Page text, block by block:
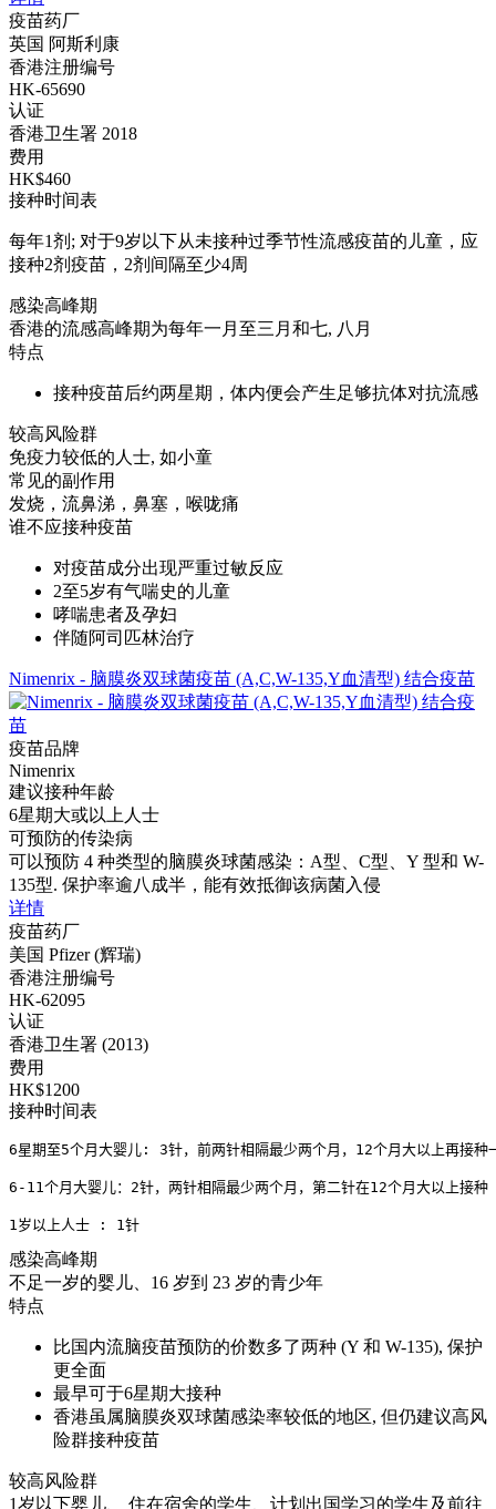
疫苗药厂
英国 阿斯利康
香港注册编号
HK-65690
认证
香港卫生署 2018
费用
HK$460
接种时间表
每年1剂; 对于9岁以下从未接种过季节性流感疫苗的儿童，应
接种2剂疫苗，2剂间隔至少4周
感染高峰期
香港的流感高峰期为每年一月至三月和七, 八月
特点
接种疫苗后约两星期，体内便会产生足够抗体对抗流感
较高风险群
免疫力较低的人士, 如小童
常见的副作用
发烧，流鼻涕，鼻塞，喉咙痛
谁不应接种疫苗
对疫苗成分出现严重过敏反应
2至5岁有气喘史的儿童
哮喘患者及孕妇
伴随阿司匹林治疗
Nimenrix - 脑膜炎双球菌疫苗 (A,C,W-135,Y血清型) 结合疫苗
疫苗品牌
Nimenrix
建议接种年龄
6星期大或以上人士
可预防的传染病
可以预防 4 种类型的脑膜炎球菌感染：A型、C型、Y 型和 W-
135型. 保护率逾八成半，能有效抵御该病菌入侵
详情
疫苗药厂
美国 Pfizer (辉瑞)
香港注册编号
HK-62095
认证
香港卫生署 (2013)
费用
HK$1200
接种时间表
6星期至5个月大婴儿: 3针，前两针相隔最少两个月，12个月大以上再接种
6-11个月大婴儿：2针，两针相隔最少两个月，第二针在12个月大以上接种
1岁以上人士 : 1针
感染高峰期
不足一岁的婴儿、16 岁到 23 岁的青少年
特点
比国内流脑疫苗预防的价数多了两种 (Y 和 W-135), 保护
更全面
最早可于6星期大接种
香港虽属脑膜炎双球菌感染率较低的地区, 但仍建议高风
险群接种疫苗
较高风险群
1岁以下婴儿、 住在宿舍的学生、计划出国学习的学生及前往